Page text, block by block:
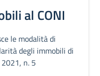
al CONI
le modalità di
degli immobili di
n. 5